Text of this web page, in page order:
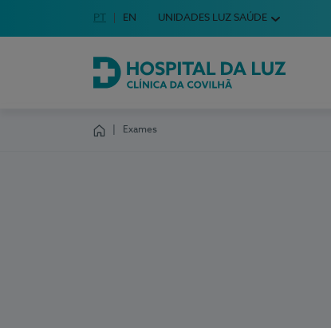
Escolha o seu idioma
Idioma em Português
PT English Language
EN UNIDADES LUZ SAÚDE
Hospital da Luz Clínica da Covilhã
Exames